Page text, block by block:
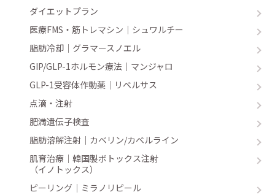
ダイエットプラン
医療FMS・筋トレマシン｜シュワルチー
脂肪冷却｜グラマースノエル
GIP/GLP-1ホルモン療法｜マンジャロ
GLP-1受容体作動薬｜リベルサス
点滴・注射
肥満遺伝子検査
脂肪溶解注射｜カベリン/カベルライン
肌育治療｜韓国製ボトックス注射
（イノトックス）
ピーリング｜ミラノリピール